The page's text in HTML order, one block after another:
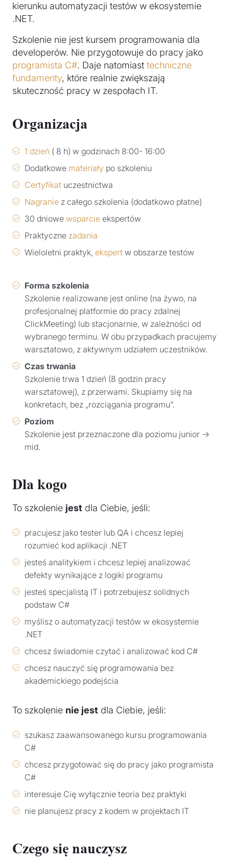
kierunku automatyzacji testów w ekosystemie
.NET.
Szkolenie nie jest kursem programowania dla
developerów. Nie przygotowuje do pracy jako
programista C#. Daje natomiast techniczne
fundamenty, które realnie zwiększają
skuteczność pracy w zespołach IT.
Organizacja
1 dzień ( 8 h) w godzinach 8:00- 16:00
Dodatkowe materiały po szkoleniu
Certyfikat uczestnictwa
Nagranie z całego szkolenia (dodatkowo płatne)
30 dniowe wsparcie ekspertów
Praktyczne zadania
Wieloletni praktyk, ekspert w obszarze testów
Forma szkolenia
Szkolenie realizowane jest online (na żywo, na
profesjonalnej platformie do pracy zdalnej
ClickMeeting) lub stacjonarnie, w zależności od
wybranego terminu. W obu przypadkach pracujemy
warsztatowo, z aktywnym udziałem uczestników.
Czas trwania
Szkolenie trwa 1 dzień (8 godzin pracy
warsztatowej), z przerwami. Skupiamy się na
konkretach, bez „rozciągania programu”.
Poziom
Szkolenie jest przeznaczone dla poziomu junior →
mid.
Dla kogo
To szkolenie jest dla Ciebie, jeśli:
pracujesz jako tester lub QA i chcesz lepiej
rozumieć kod aplikacji .NET
jesteś analitykiem i chcesz lepiej analizować
defekty wynikające z logiki programu
jesteś specjalistą IT i potrzebujesz solidnych
podstaw C#
myślisz o automatyzacji testów w ekosystemie
.NET
chcesz świadomie czytać i analizować kod C#
chcesz nauczyć się programowania bez
akademickiego podejścia
To szkolenie nie jest dla Ciebie, jeśli:
szukasz zaawansowanego kursu programowania
C#
chcesz przygotować się do pracy jako programista
C#
interesuje Cię wyłącznie teoria bez praktyki
nie planujesz pracy z kodem w projektach IT
Czego się nauczysz